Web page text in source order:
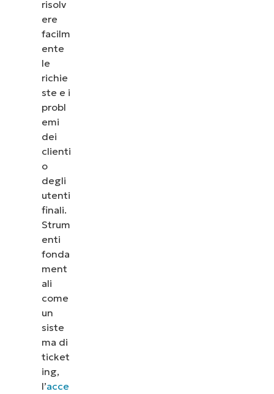
risolv
ere
facilm
ente
le
richie
ste e i
probl
emi
dei
clienti
o
degli
utenti
finali.
Strum
enti
fonda
ment
ali
come
un
siste
ma di
ticket
ing,
l’acce